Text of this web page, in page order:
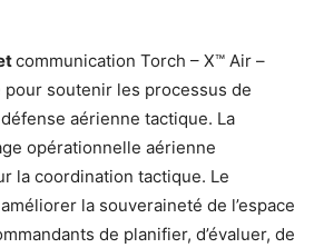
communication Torch – X™ Air –
soutenir les processus de
aérienne tactique. La
opérationnelle aérienne
la coordination tactique. Le
la souveraineté de l’espace
de planifier, d’évaluer, de